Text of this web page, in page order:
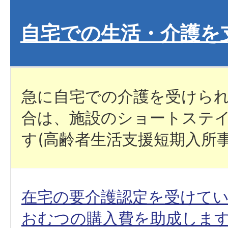
自宅での生活・介護を
急に自宅での介護を受けら
合は、施設のショートステ
す(高齢者生活支援短期入所
在宅の要介護認定を受けて
おむつの購入費を助成しま